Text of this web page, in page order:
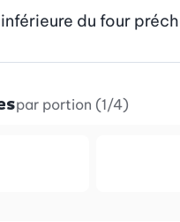
du four
par portion (1/4)